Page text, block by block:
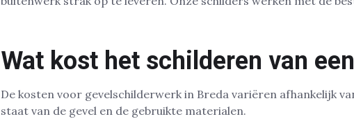
Wat kost het schilderen van
De kosten voor gevelschilderwerk in Breda variëren afhankelijk
staat van de gevel en de gebruikte materialen.